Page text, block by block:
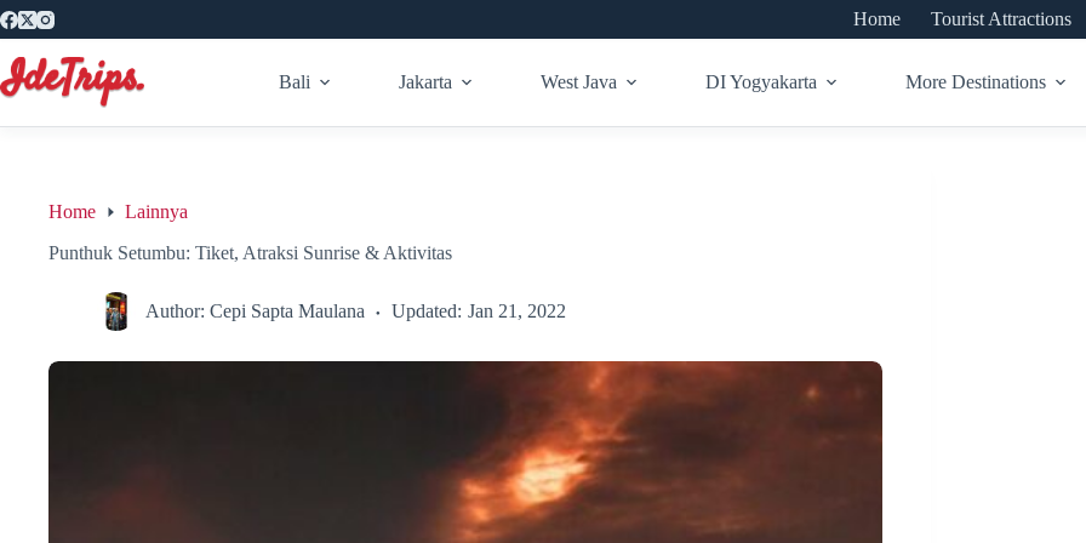
Skip
to
content
Home Tourist Attractions
Bali Jakarta West Java DI Yogyakarta More Destinations
Home
Lainnya
Punthuk Setumbu: Tiket, Atraksi Sunrise & Aktivitas
Author: Cepi Sapta Maulana Updated: Jan 21, 2022